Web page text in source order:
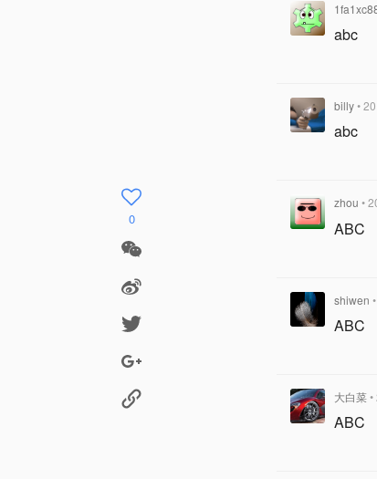
abc
billy•
abc
zhou •
ABC
shiwen
ABC
大白菜
ABC
0